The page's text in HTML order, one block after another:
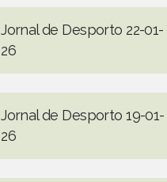
Jornal de Desporto 22-01-
26
Jornal de Desporto 19-01-
26